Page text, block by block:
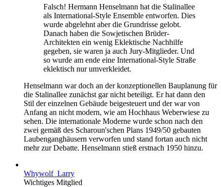
Falsch! Hermann Henselmann hat die Stalinallee
als International-Style Ensemble entworfen. Dies
wurde abgelehnt aber die Grundrisse gelobt.
Danach haben die Sowjetischen Brüder-
Architekten ein wenig Eklektische Nachhilfe
gegeben, sie waren ja auch Jury-Mitglieder. Und
so wurde am ende eine International-Style Straße
eklektisch nur umverkleidet.
Henselmann war doch an der konzeptionellen Bauplanung für
die Stalinallee zunächst gar nicht beteiligt. Er hat dann den
Stil der einzelnen Gebäude beigesteuert und der war von
Anfang an nicht modern, wie am Hochhaus Weberwiese zu
sehen. Die internationale Moderne wurde schon nach den
zwei gemäß des Scharoun'schen Plans 1949/50 gebauten
Laubenganghäusern verworfen und stand fortan auch nicht
mehr zur Debatte. Henselmann stieß erstnach 1950 hinzu.
Whywolf_Larry
Wichtiges Mitglied